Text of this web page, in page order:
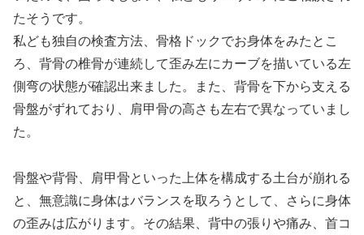
たそうです。
私ども独自の検査方法、骨格ドックでお身体をみたとこ
ろ、背骨の椎骨が連続して歪み左にカーブを描いている左
側弯の状態が確認出来ました。また、背骨を下から支える
骨盤がずれており、肩甲骨の高さも左右で異なっていまし
た。
骨盤や背骨、肩甲骨といった上体を構成する土台が崩れる
と、無意識に身体はバランスを取ろうとして、さらに身体
の歪みは広がります。その結果、背中の張りや痛み、首コ